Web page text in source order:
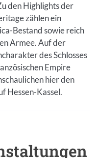
den Highlights der
zählen ein
Bestand sowie reich
Armee. Auf der
des Schlosses
Empire
hier den
Hessen-Kassel.